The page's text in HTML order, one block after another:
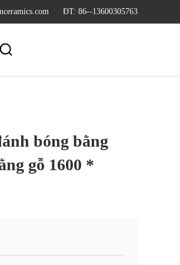
ĐT: 86--13600305763

bóng bằng
gỗ 1600 *